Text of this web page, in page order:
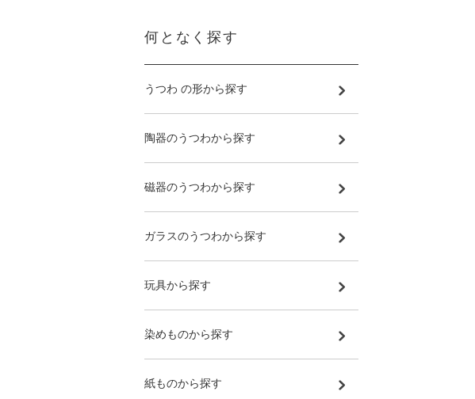
何となく探す
うつわ の形から探す
陶器のうつわから探す
磁器のうつわから探す
ガラスのうつわから探す
玩具から探す
染めものから探す
紙ものから探す